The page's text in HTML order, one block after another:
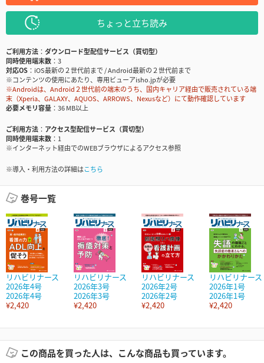
ちょっと立ち読み
ご利用方法
ダウンロード型配信サービス（買切型）
同時使用端末数
3
対応OS
iOS最新の２世代前まで / Android最新の２世代前まで
※コンテンツの使用にあたり、専用ビューアisho.jpが必要
※Androidは、Android２世代前の端末のうち、国内キャリア経由で販売されている端
末（Xperia、GALAXY、AQUOS、ARROWS、Nexusなど）にて動作確認しています
必要メモリ容量
36 MB以上
ご利用方法
アクセス型配信サービス（買切型）
同時使用端末数
1
※インターネット経由でのWEBブラウザによるアクセス参照
※導入・利用方法の詳細はこちら
巻号一覧
リハビリナース
2026年4号
2026年4号
¥2,420
リハビリナース
2026年3号
2026年3号
¥2,420
リハビリナース
2026年2号
2026年2号
¥2,420
リハビリナース
2026年1号
2026年1号
¥2,420
この商品を買った人は、こんな商品も買っています。